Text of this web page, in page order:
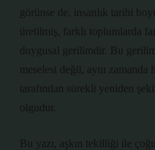
görünse de, insanlık tarihi
üretilmiş, farklı toplumlarda
duygusal gerilimdir. Bu
meselesi değil, aynı
tarafından sürekli yeniden
olgudur.
Bu yazı, aşkın tekilliği ile